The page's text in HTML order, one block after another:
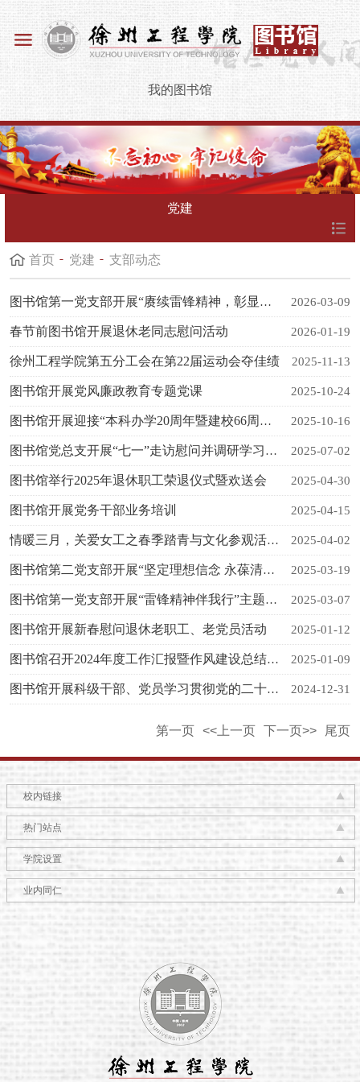
我的图书馆
党建
首页 党建 支部动态
图书馆第一党支部开展“赓续雷锋精神，彰显党员担当” 主题党日活动 2026-03-09
春节前图书馆开展退休老同志慰问活动 2026-01-19
徐州工程学院第五分工会在第22届运动会夺佳绩 2025-11-13
图书馆开展党风廉政教育专题党课 2025-10-24
图书馆开展迎接“本科办学20周年暨建校66周年”主题党日活动 2025-10-16
图书馆党总支开展“七一”走访慰问并调研学习教育开展情况 2025-07-02
图书馆举行2025年退休职工荣退仪式暨欢送会 2025-04-30
图书馆开展党务干部业务培训 2025-04-15
情暖三月，关爱女工之春季踏青与文化参观活动圆满举行 2025-04-02
图书馆第二党支部开展“坚定理想信念 永葆清廉本色”主题党日活动 2025-03-19
图书馆第一党支部开展“雷锋精神伴我行”主题党日活动 2025-03-07
图书馆开展新春慰问退休老职工、老党员活动 2025-01-12
图书馆召开2024年度工作汇报暨作风建设总结大会 2025-01-09
图书馆开展科级干部、党员学习贯彻党的二十届三中全会精神专题培训 2024-12-31
第一页 <<上一页 下一页>> 尾页
校内链接
热门站点
学院设置
业内同仁